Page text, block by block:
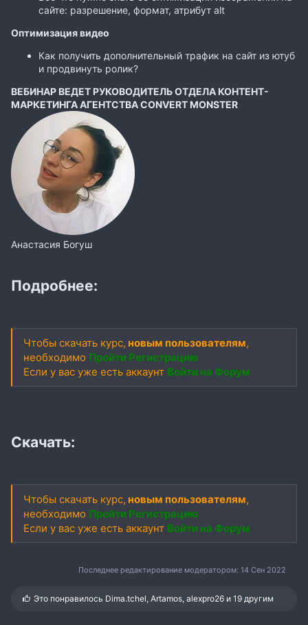
сайте: разрешение, формат, атрибут alt
Оптимизация видео
Как получить дополнительный трафик на сайт из ютуб
и продвинуть ролик?
ВЕБИНАР ВЕДЕТ РУКОВОДИТЕЛЬ ОТДЕЛА КОНТЕНТ-
МАРКЕТИНГА АГЕНТСТВА CONVERT MONSTER
Анастасия Богуш
Подробнее:
Чтобы скачать курс, новым пользователям,
необходимо Пройти Регистрацию
Если у вас уже есть аккаунт Войти на Форум
Скачать:
Чтобы скачать курс, новым пользователям,
необходимо Пройти Регистрацию
Если у вас уже есть аккаунт Войти на Форум
Последнее редактирование модератором: 14 Сен 2022
С
Это понравилось Dima.tchel,Artamos,alexpro26 и 19 другим